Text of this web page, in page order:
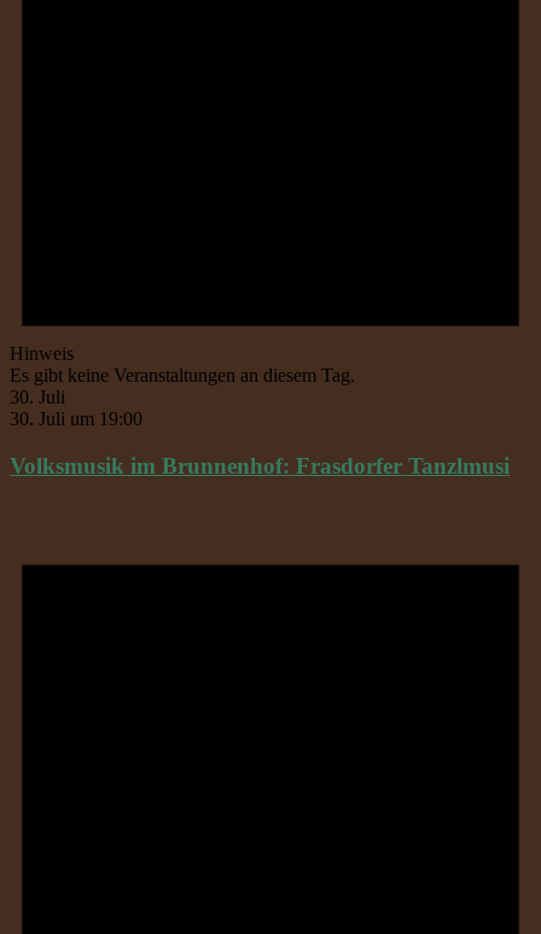
Hinweis
Es gibt keine Veranstaltungen an diesem Tag.
30. Juli
30. Juli um 19:00
Volksmusik im Brunnenhof: Frasdorfer Tanzlmusi